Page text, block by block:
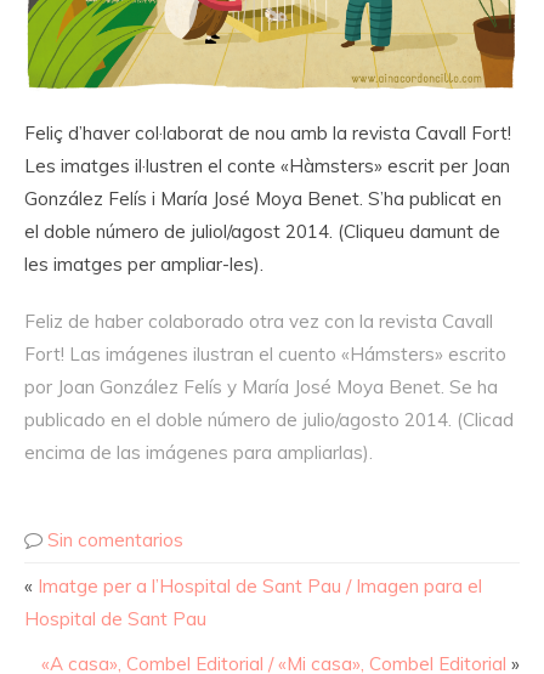
Feliç d’haver col·laborat de nou amb la revista Cavall Fort!
Les imatges il·lustren el conte «Hàmsters» escrit per Joan
González Felís i María José Moya Benet. S’ha publicat en
el doble número de juliol/agost 2014. (Cliqueu damunt de
les imatges per ampliar-les).
Feliz de haber colaborado otra vez con la revista Cavall
Fort! Las imágenes ilustran el cuento «Hámsters» escrito
por Joan González Felís y María José Moya Benet. Se ha
publicado en el doble número de julio/agosto 2014. (Clicad
encima de las imágenes para ampliarlas).
Sin comentarios
« Imatge per a l’Hospital de Sant Pau / Imagen para el
Hospital de Sant Pau
«A casa», Combel Editorial / «Mi casa», Combel Editorial »